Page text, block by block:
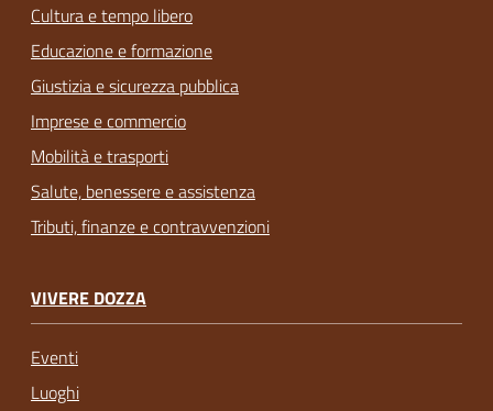
Cultura e tempo libero
Educazione e formazione
Giustizia e sicurezza pubblica
Imprese e commercio
Mobilità e trasporti
Salute, benessere e assistenza
Tributi, finanze e contravvenzioni
VIVERE DOZZA
Eventi
Luoghi